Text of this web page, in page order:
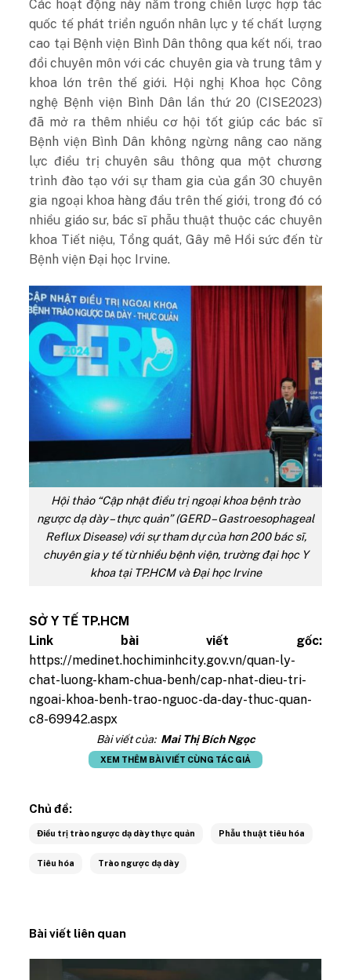
Các hoạt động này nằm trong chiến lược hợp tác
quốc tế phát triển nguồn nhân lực y tế chất lượng
cao tại Bệnh viện Bình Dân thông qua kết nối, trao
đổi chuyên môn với các chuyên gia và trung tâm y
khoa lớn trên thế giới. Hội nghị Khoa học Công
nghệ Bệnh viện Bình Dân lần thứ 20 (CISE2023)
đã mở ra thêm nhiều cơ hội tốt giúp các bác sĩ
Bệnh viện Bình Dân không ngừng nâng cao năng
lực điều trị chuyên sâu thông qua một chương
trình đào tạo với sự tham gia của gần 30 chuyên
gia ngoại khoa hàng đầu trên thế giới, trong đó có
nhiều giáo sư, bác sĩ phẫu thuật thuộc các chuyên
khoa Tiết niệu, Tổng quát, Gây mê Hồi sức đến từ
Bệnh viện Đại học Irvine.
Hội thảo “Cập nhật điều trị ngoại khoa bệnh trào
ngược dạ dày – thực quản” (GERD – Gastroesophageal
Reflux Disease) với sự tham dự của hơn 200 bác sĩ,
chuyên gia y tế từ nhiều bệnh viện, trường đại học Y
khoa tại TP.HCM và Đại học Irvine
SỞ Y TẾ TP.HCM
Link bài viết gốc:
https://medinet.hochiminhcity.gov.vn/quan-ly-
chat-luong-kham-chua-benh/cap-nhat-dieu-tri-
ngoai-khoa-benh-trao-nguoc-da-day-thuc-quan-
c8-69942.aspx
Bài viết của: Mai Thị Bích Ngọc
XEM THÊM BÀI VIẾT CÙNG TÁC GIẢ
Chủ đề:
Điều trị trào ngược dạ dày thực quản Phẫu thuật tiêu hóa
Tiêu hóa Trào ngược dạ dày
Bài viết liên quan